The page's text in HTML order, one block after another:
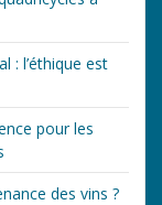
: l’éthique est
pour les
des vins ?